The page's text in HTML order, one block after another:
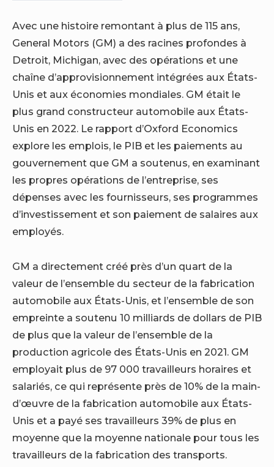
Avec une histoire remontant à plus de 115 ans,
General Motors (GM) a des racines profondes à
Detroit, Michigan, avec des opérations et une
chaîne d’approvisionnement intégrées aux États-
Unis et aux économies mondiales. GM était le
plus grand constructeur automobile aux États-
Unis en 2022. Le rapport d’Oxford Economics
explore les emplois, le PIB et les paiements au
gouvernement que GM a soutenus, en examinant
les propres opérations de l’entreprise, ses
dépenses avec les fournisseurs, ses programmes
d’investissement et son paiement de salaires aux
employés.
GM a directement créé près d’un quart de la
valeur de l’ensemble du secteur de la fabrication
automobile aux États-Unis, et l’ensemble de son
empreinte a soutenu 10 milliards de dollars de PIB
de plus que la valeur de l’ensemble de la
production agricole des États-Unis en 2021. GM
employait plus de 97 000 travailleurs horaires et
salariés, ce qui représente près de 10% de la main-
d’œuvre de la fabrication automobile aux États-
Unis et a payé ses travailleurs 39% de plus en
moyenne que la moyenne nationale pour tous les
travailleurs de la fabrication des transports.